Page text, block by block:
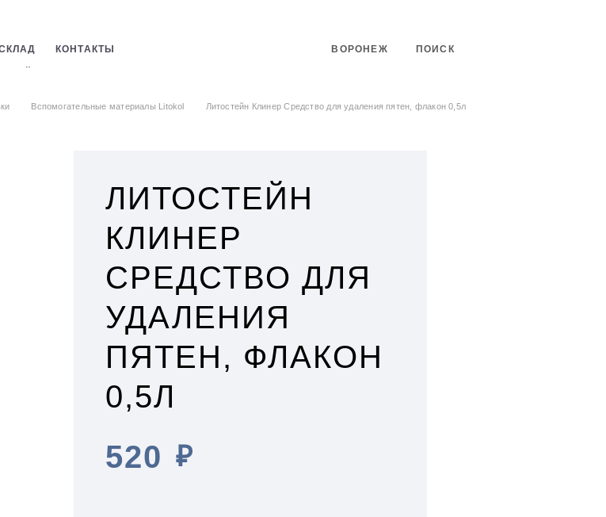
КОНТАКТЫ
Вспомогательные материалы Litokol Литостейн Клинер Средство для удаления пятен, флакон 0,5л
ПОИСК
ВОРОНЕЖ
ЛИТОСТЕЙН
КЛИНЕР
СРЕДСТВО ДЛЯ
УДАЛЕНИЯ
ПЯТЕН, ФЛАКОН
0,5Л
520 ₽